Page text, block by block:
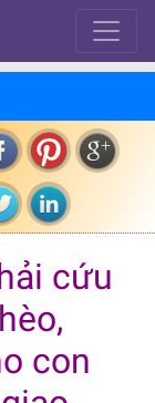
cứu
con